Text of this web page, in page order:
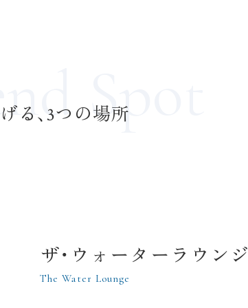
Spot
る、3つの場所
ザ・ウォーターラウンジ
The Water Lounge